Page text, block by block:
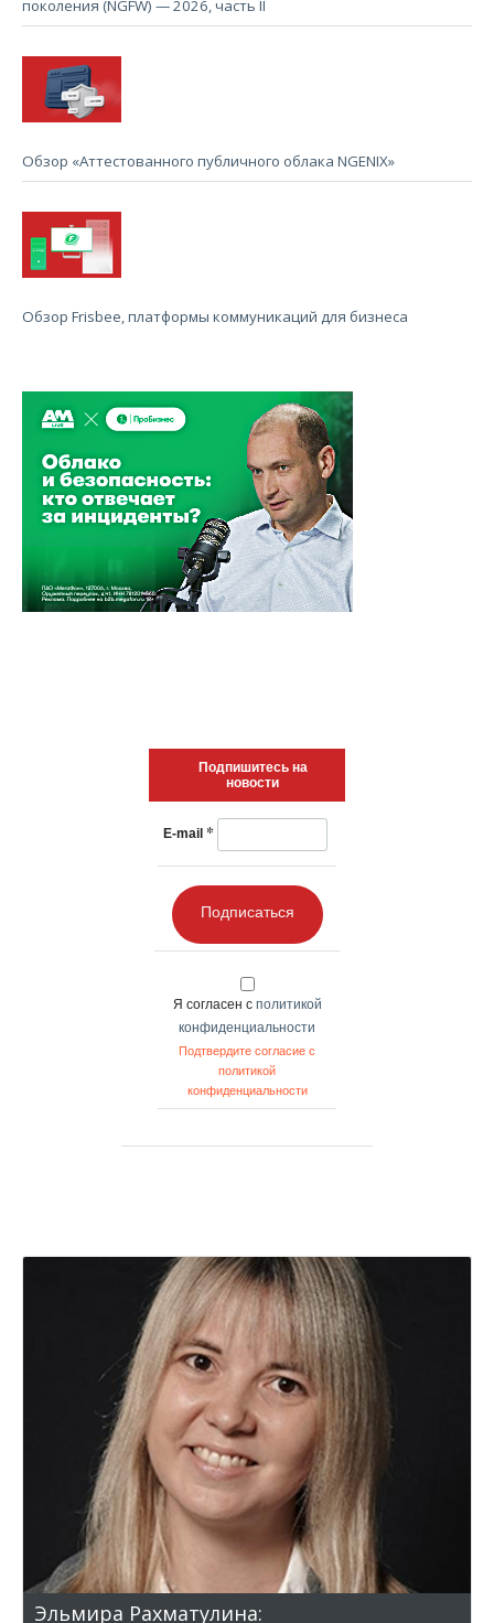
поколения (NGFW) — 2026, часть II
Обзор «Аттестованного публичного облака NGENIX»
Обзор Frisbee, платформы коммуникаций для бизнеса
Подпишитесь на
новости
E-mail *
Подписаться
Я согласен с политикой
конфиденциальности
Подтвердите согласие с
политикой
конфиденциальности
Эльмира Рахматулина: